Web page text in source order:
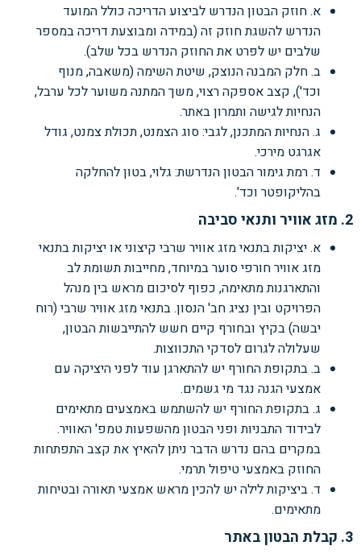
א. חוזק הבטון הנדרש לביצוע הדריכה כולל המועד
הנדרש להשגת חוזק זה (במידה ומבוצעת דריכה במספר
שלבים יש לפרט את החוזק הנדרש בכל שלב).
ב. חלק המבנה הנוצק, שיטת השימה (משאבה, מנוף
וכד'), קצב אספקה רצוי, משך המתנה משוער לכל ערבל,
הנחיות לגישה ותמרון באתר.
ג. הנחיות המתכנן, לגבי: סוג הצמנט, תכולת צמנט, גודל
אגרגט מירכי.
ד. רמת גימור הבטון הנדרשת: גלוי, בטון להחלקה
בהליקופטר וכד'.
2. מזג אוויר ותנאי סביבה
א. יציקות בתנאי מזג אוויר שרבי קיצוני או יציקות בתנאי
מזג אוויר חורפי סוער במיוחד, מחייבות תשומת לב
והתארגנות מתאימה, כפוף לסיכום מראש בין מנהל
הפרויקט ובין נציג חב' הנסון. בתנאי מזג אוויר שרבי (רוח
יבשה) בקיץ ובחורף קיים חשש להתייבשות הבטון,
שעלולה לגרום לסדקי התכווצות.
ב. בתקופת החורף יש להתארגן עוד לפני היציקה עם
אמצעי הגנה נגד מי גשמים.
ג. בתקופת החורף יש להשתמש באמצעים מתאימים
לבידוד התבניות ופני הבטון מהשפעות טמפ' האוויר.
במקרים בהם נדרש הדבר ניתן להאיץ את קצב התפתחות
החוזק באמצעי טיפול תרמי.
ד. ביציקות לילה יש להכין מראש אמצעי תאורה ובטיחות
מתאימים.
3. קבלת הבטון באתר